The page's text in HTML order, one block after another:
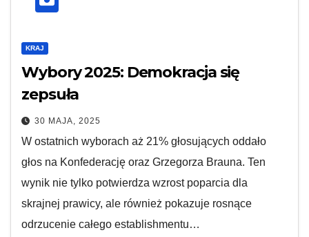
KRAJ
Wybory 2025: Demokracja się
zepsuła
30 MAJA, 2025
W ostatnich wyborach aż 21% głosujących oddało
głos na Konfederację oraz Grzegorza Brauna. Ten
wynik nie tylko potwierdza wzrost poparcia dla
skrajnej prawicy, ale również pokazuje rosnące
odrzucenie całego establishmentu…